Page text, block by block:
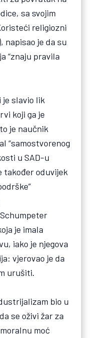
sa svojim
religiozni
napisao je da su
“znaju pravila
je slavio lik
koji ga je
je naučnik
“samostvorenog
u SAD-u
također oduvijek
je imala
iako je njegova
vjerovao je da
urušiti.
bio u
se oživi žar za
moć